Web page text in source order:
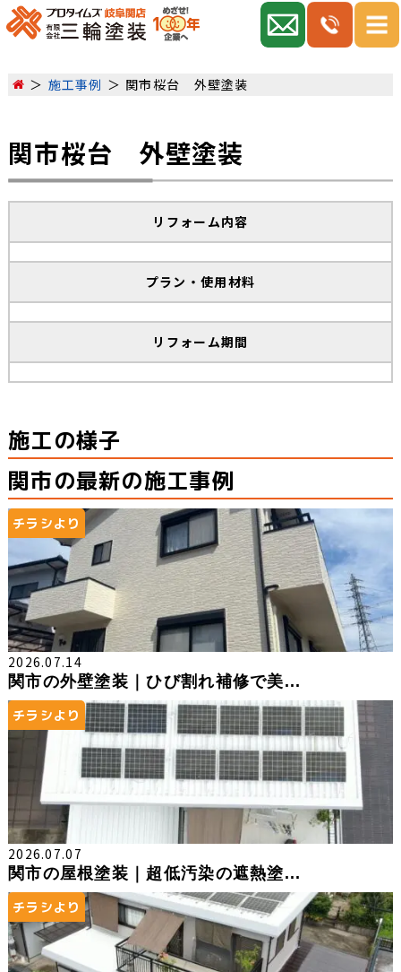
施工事例 関市桜台 外壁塗装
関市桜台 外壁塗装
リフォーム内容
プラン・使用材料
リフォーム期間
施工の様子
関市の最新の施工事例
チラシより
2026.07.14
関市の外壁塗装｜ひび割れ補修で美...
チラシより
2026.07.07
関市の屋根塗装｜超低汚染の遮熱塗...
チラシより